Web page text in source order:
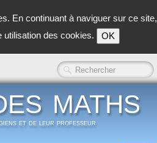
En continuant à naviguer sur ce site,
des cookies.
OK
maths
et de leur professeur